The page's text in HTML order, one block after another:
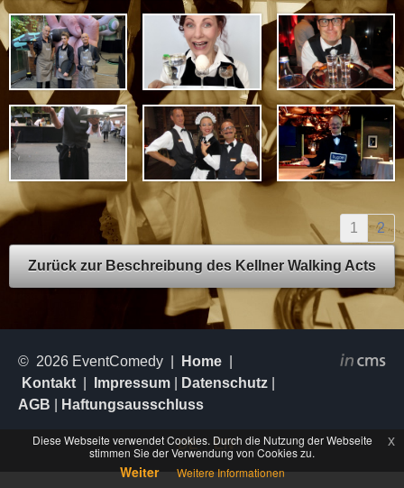
1 2
Zurück zur Beschreibung des Kellner Walking Acts
© 2026 EventComedy | Home
Kontakt
Impressum Datenschutz
AGB
Haftungsausschluss
DE EN
Diese Webseite verwendet Cookies. Durch die Nutzung der Webseite
stimmen Sie der Verwendung von Cookies zu.
Weiter Weitere Informationen
x